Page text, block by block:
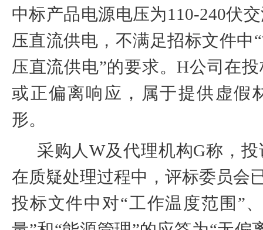
中标产品电源电压为110-240伏
压直流供电，不满足招标文件中
压直流供电”的要求。H公司在
或正偏离响应，属于提供虚假
形。
采购人W及代理机构G称，
在质疑处理过程中，评标委员会
投标文件中对“工作温度范围”